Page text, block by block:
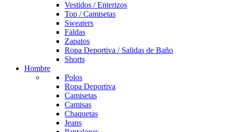
Vestidos / Enterizos
Top / Camisetas
Sweaters
Faldas
Zapatos
Ropa Deportiva / Salidas de Baño
Shorts
Hombre
Polos
Ropa Deportiva
Camisetas
Camisas
Chaquetas
Jeans